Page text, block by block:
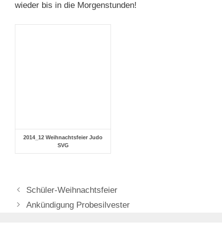
wieder bis in die Morgenstunden!
2014_12 Weihnachtsfeier Judo
SVG
Schüler-Weihnachtsfeier
Ankündigung Probesilvester